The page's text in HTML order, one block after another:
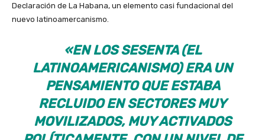
Declaración de La Habana, un elemento casi fundacional del
nuevo latinoamercanismo.
«EN LOS SESENTA (EL
LATINOAMERICANISMO) ERA UN
PENSAMIENTO QUE ESTABA
RECLUIDO EN SECTORES MUY
MOVILIZADOS, MUY ACTIVADOS